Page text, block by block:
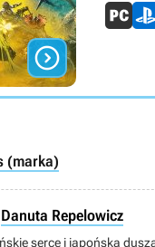

(marka)
Danuta Repelowicz
serce i japońska